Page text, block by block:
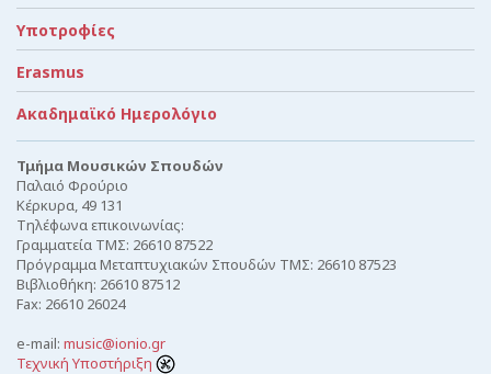
Υποτροφίες
Erasmus
Ακαδημαϊκό Ημερολόγιο
Τμήμα Μουσικών Σπουδών
Παλαιό Φρούριο
Κέρκυρα, 49 131
Τηλέφωνα επικοινωνίας:
Γραμματεία ΤΜΣ: 26610 87522
Πρόγραμμα Μεταπτυχιακών Σπουδών ΤΜΣ: 26610 87523
Βιβλιοθήκη: 26610 87512
Fax: 26610 26024
e-mail: music@ionio.gr
Τεχνική Υποστήριξη